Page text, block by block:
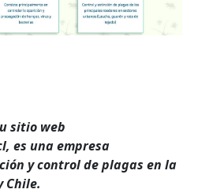
sitio web
es una empresa
y control de plagas en la
Chile.